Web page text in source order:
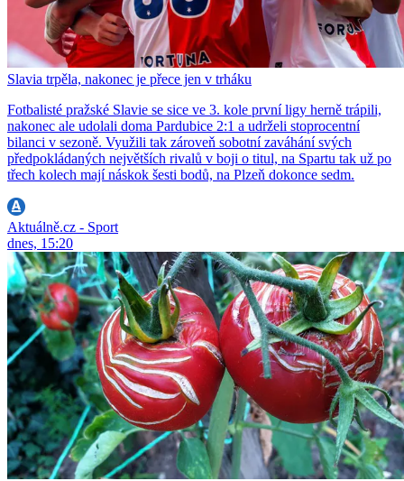
Slavia trpěla, nakonec je přece jen v trháku
Fotbalisté pražské Slavie se sice ve 3. kole první ligy herně trápili,
nakonec ale udolali doma Pardubice 2:1 a udrželi stoprocentní
bilanci v sezoně. Využili tak zároveň sobotní zaváhání svých
předpokládaných největších rivalů v boji o titul, na Spartu tak už po
třech kolech mají náskok šesti bodů, na Plzeň dokonce sedm.
Aktuálně.cz - Sport
dnes, 15:20